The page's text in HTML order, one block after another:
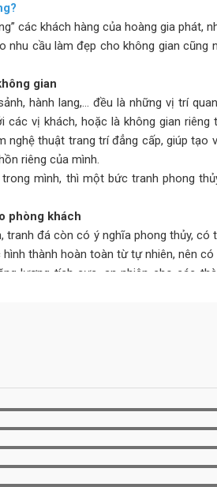
các khách hàng của hoàng gia phát,
nhu cầu làm đẹp cho không gian
gian
hành lang,… đều là những vị trí
vị khách, hoặc là không gian
thuật trang trí đẳng cấp, giúp tạo
riêng của mình.
mình, thì một bức tranh phong
phòng khách
tranh đá còn có ý nghĩa phong thủy,
thành hoàn toàn từ tự nhiên, nên
lượng tích cực, an nhiên cho các
trong công việc, sự nghiệp.
thọ cao lên đến 30 năm không hỏng
tư ban đầu cho 1 bức tranh đá tự
mang lại thì có hiệu quả kinh tế cao
thời gian sử dụng sẽ bị xuống màu,
tranh đá tự nhiên có thể khắc phục
lau chùi, không tốn quá nhiều công